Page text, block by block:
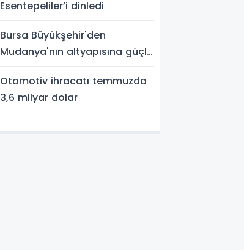
Esentepeliler’i dinledi
Bursa Büyükşehir'den
Mudanya'nın altyapısına güçlü
Otomotiv ihracatı temmuzda
3,6 milyar dolar